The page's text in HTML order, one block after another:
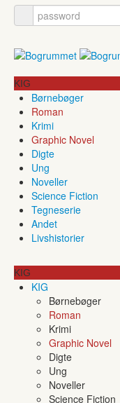
KIG
Børnebøger
Roman
Krimi
Graphic Novel
Digte
Ung
Noveller
Science Fiction
Tegneserie
Andet
Livshistorier
KIG
KIG
Børnebøger
Roman
Krimi
Graphic Novel
Digte
Ung
Noveller
Science Fiction